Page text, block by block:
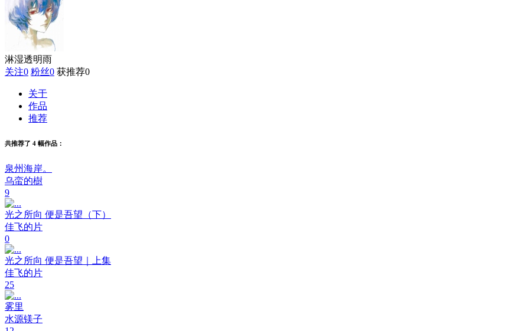
淋湿透明雨
关注0 粉丝0 获推荐0
关于
作品
推荐
共推荐了 4 幅作品：
泉州海岸。
乌蛮的樹
9
光之所向 便是吾望（下）
佳飞的片
0
光之所向 便是吾望｜上集
佳飞的片
25
雾里
水源镁子